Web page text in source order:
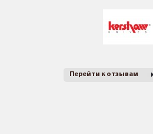
Перейти к отзывам